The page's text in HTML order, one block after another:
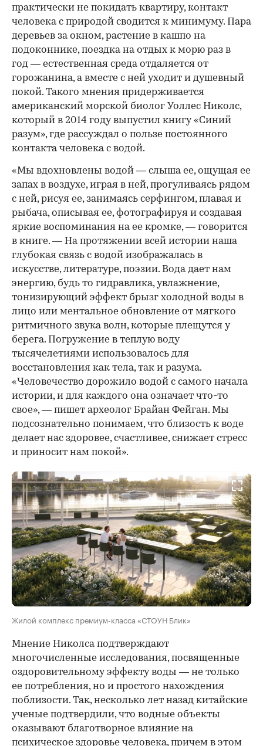
00:00 / 00:00
практически не покидать квартиру, контакт
человека с природой сводится к минимуму. Пара
деревьев за окном, растение в кашпо на
подоконнике, поездка на отдых к морю раз в
год — естественная среда отдаляется от
горожанина, а вместе с ней уходит и душевный
покой. Такого мнения придерживается
американский морской биолог Уоллес Николс,
который в 2014 году выпустил книгу «Синий
разум», где рассуждал о пользе постоянного
контакта человека с водой.
«Мы вдохновлены водой — слыша ее, ощущая ее
запах в воздухе, играя в ней, прогуливаясь рядом
с ней, рисуя ее, занимаясь серфингом, плавая и
рыбача, описывая ее, фотографируя и создавая
яркие воспоминания на ее кромке, — говорится
в книге. — На протяжении всей истории наша
глубокая связь с водой изображалась в
искусстве, литературе, поэзии. Вода дает нам
энергию, будь то гидравлика, увлажнение,
тонизирующий эффект брызг холодной воды в
лицо или ментальное обновление от мягкого
ритмичного звука волн, которые плещутся у
берега. Погружение в теплую воду
тысячелетиями использовалось для
восстановления как тела, так и разума.
«Человечество дорожило водой с самого начала
истории, и для каждого она означает что-то
свое», — пишет археолог Брайан Фейган. Мы
подсознательно понимаем, что близость к воде
делает нас здоровее, счастливее, снижает стресс
и приносит нам покой».
Жилой комплекс премиум-класса «СТОУН Блик»
Мнение Николса подтверждают
многочисленные исследования, посвященные
оздоровительному эффекту воды — не только
ее потребления, но и простого нахождения
поблизости. Так, несколько лет назад китайские
ученые подтвердили, что водные объекты
оказывают благотворное влияние на
психическое здоровье человека, причем в этом